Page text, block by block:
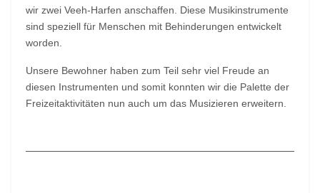
wir zwei Veeh-Harfen anschaffen. Diese Musikinstrumente
sind speziell für Menschen mit Behinderungen entwickelt
worden.
Unsere Bewohner haben zum Teil sehr viel Freude an
diesen Instrumenten und somit konnten wir die Palette der
Freizeitaktivitäten nun auch um das Musizieren erweitern.